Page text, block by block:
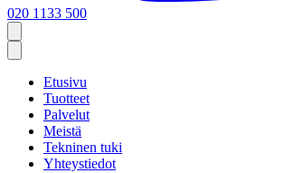
020 1133 500
Etusivu
Tuotteet
Palvelut
Meistä
Tekninen tuki
Yhteystiedot